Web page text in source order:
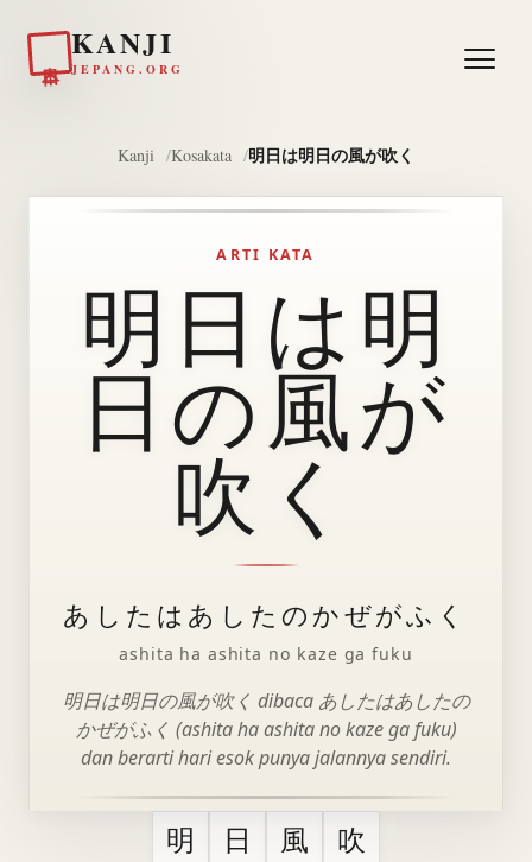
KANJI
JEPANG.ORG
Kanji Kosakata 明日は明日の風が吹く
ARTI KATA
明日は明
日の風が
吹く
あしたはあしたのかぜがふく
ashita ha ashita no kaze ga fuku
明日は明日の風が吹く dibaca あしたはあしたの
かぜがふく (ashita ha ashita no kaze ga fuku)
dan berarti hari esok punya jalannya sendiri.
明 日 風 吹